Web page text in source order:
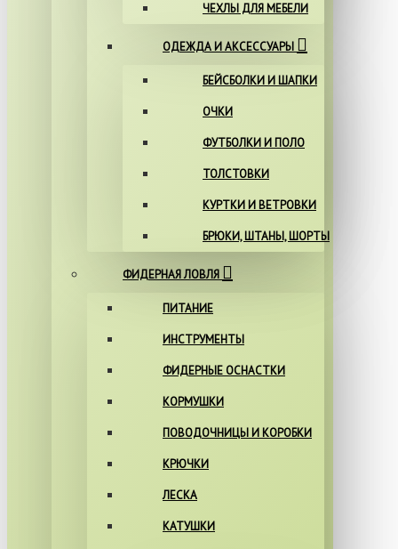
ЧЕХЛЫ ДЛЯ МЕБЕЛИ
ОДЕЖДА И АКСЕССУАРЫ
БЕЙСБОЛКИ И ШАПКИ
ОЧКИ
ФУТБОЛКИ И ПОЛО
ТОЛСТОВКИ
КУРТКИ И ВЕТРОВКИ
БРЮКИ, ШТАНЫ, ШОРТЫ
ФИДЕРНАЯ ЛОВЛЯ
ПИТАНИЕ
ИНСТРУМЕНТЫ
ФИДЕРНЫЕ ОСНАСТКИ
КОРМУШКИ
ПОВОДОЧНИЦЫ И КОРОБКИ
КРЮЧКИ
ЛЕСКА
КАТУШКИ